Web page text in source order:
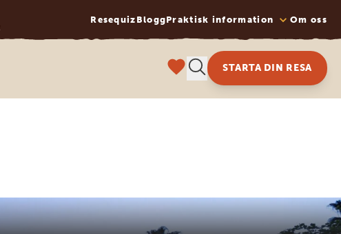
Resequiz BloggPraktisk information Om oss
STARTA DIN RESA